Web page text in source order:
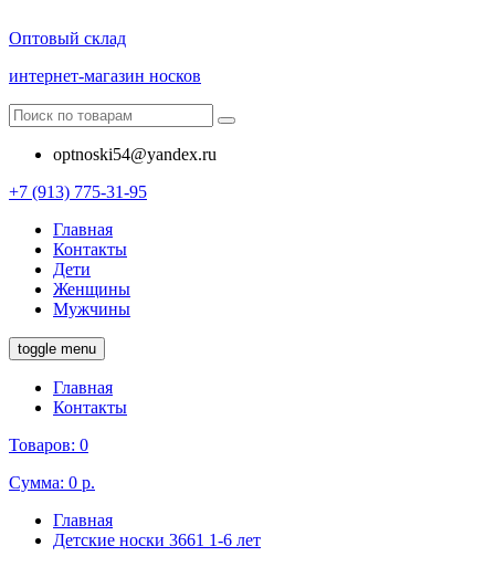
Оптовый склад
интернет-магазин носков
optnoski54@yandex.ru
+7 (913) 775-31-95
Главная
Контакты
Дети
Женщины
Мужчины
toggle menu
Главная
Контакты
Товаров: 0
Сумма: 0 р.
Главная
Детские носки 3661 1-6 лет